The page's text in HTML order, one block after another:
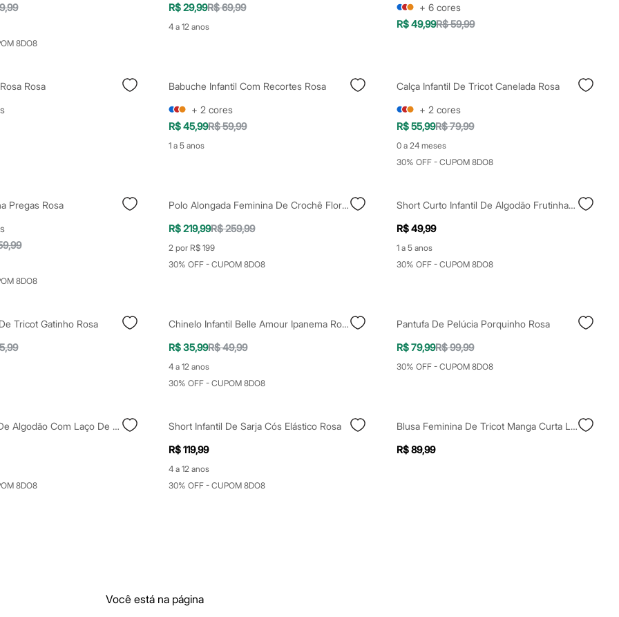
8DO8
R$ 29,99R$ 69,99
4 a 12 anos
+ 6 cores
R$ 49,99R$ 59,99
Rosa
Babuche Infantil Com Recortes Rosa
+ 2 cores
R$ 45,99R$ 59,99
1 a 5 anos
Calça Infantil De Tricot Canelada Rosa
+ 2 cores
R$ 55,99R$ 79,99
0 a 24 meses
30% OFF - CUPOM 8DO8
Pregas Rosa
8DO8
Polo Alongada Feminina De Crochê Floral Bege
R$ 219,99R$ 259,99
2 por R$ 199
30% OFF - CUPOM 8DO8
Short Curto Infantil De Algodão Frutinha Texturizado Rosa
R$ 49,99
1 a 5 anos
30% OFF - CUPOM 8DO8
Tricot Gatinho Rosa
Chinelo Infantil Belle Amour Ipanema Rosa
R$ 35,99R$ 49,99
4 a 12 anos
30% OFF - CUPOM 8DO8
Pantufa De Pelúcia Porquinho Rosa
R$ 79,99R$ 99,99
30% OFF - CUPOM 8DO8
Blusa Infantil De Algodão Com Laço De Paetê E Babados Rosa
8DO8
Short Infantil De Sarja Cós Elástico Rosa
R$ 119,99
4 a 12 anos
30% OFF - CUPOM 8DO8
Blusa Feminina De Tricot Manga Curta Listrada Rosa
R$ 89,99
Você está na página